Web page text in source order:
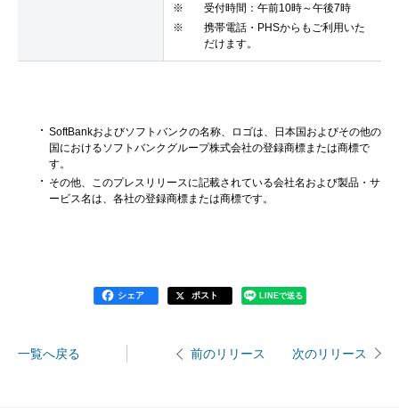
※
受付時間：午前10時～午後7時
※
携帯電話・PHSからもご利用いた
だけます。
SoftBankおよびソフトバンクの名称、ロゴは、日本国およびその他の
国におけるソフトバンクグループ株式会社の登録商標または商標で
す。
その他、このプレスリリースに記載されている会社名および製品・サ
ービス名は、各社の登録商標または商標です。
シェア ポスト LINEで送る
一覧へ戻る 前のリリース 次のリリース